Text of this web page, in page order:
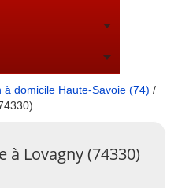
à domicile Haute-Savoie (74) /
à Lovagny (74330)